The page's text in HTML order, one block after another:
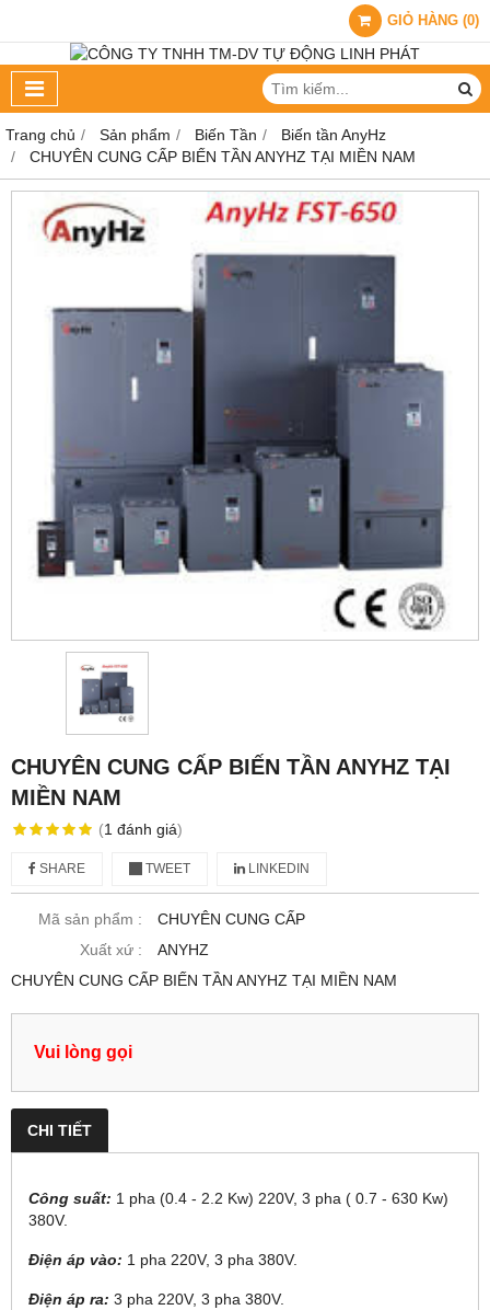
GIỎ HÀNG (0)
Trang chủ Sản phẩm Biến Tần
Biến tần AnyHz
CHUYÊN CUNG CẤP BIẾN TẦN ANYHZ TẠI MIỀN NAM
CHUYÊN CUNG CẤP BIẾN TẦN ANYHZ TẠI
MIỀN NAM
(1 đánh giá)
SHARE TWEET LINKEDIN
Mã sản phẩm :
CHUYÊN CUNG CẤP
Xuất xứ :
ANYHZ
CHUYÊN CUNG CẤP BIẾN TẦN ANYHZ TẠI MIỀN NAM
Vui lòng gọi
CHI TIẾT
Công suất: 1 pha (0.4 - 2.2 Kw) 220V, 3 pha ( 0.7 - 630 Kw)
380V.
Điện áp vào: 1 pha 220V, 3 pha 380V.
Điện áp ra: 3 pha 220V, 3 pha 380V.